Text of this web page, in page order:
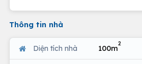
Thông tin nhà
Diện tích nhà 100m
2